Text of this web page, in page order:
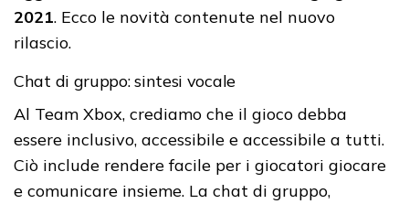
2021. Ecco le novità contenute nel nuovo
rilascio.
Chat di gruppo: sintesi vocale
Al Team Xbox, crediamo che il gioco debba
essere inclusivo, accessibile e accessibile a tutti.
Ciò include rendere facile per i giocatori giocare
e comunicare insieme. La chat di gruppo,